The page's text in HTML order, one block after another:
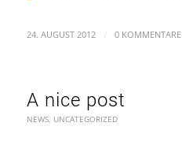
24. AUGUST 2012 / 0 KOMMENTARE
A nice post
NEWS, UNCATEGORIZED